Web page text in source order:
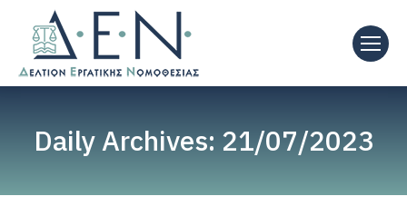
Daily Archives: 21/07/2023